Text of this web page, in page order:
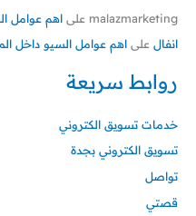
malazmarketing على اهم عوامل
انفال على اهم عوامل السيو داخل
روابط سريعة
خدمات تسويق الكتروني
تسويق الكتروني بجدة
تواصل
قصتي